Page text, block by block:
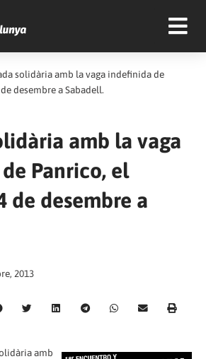
solidària amb la vaga indefinida de
desembre a Sabadell.
amb la vaga
Panrico, el
de desembre a
2013
amb